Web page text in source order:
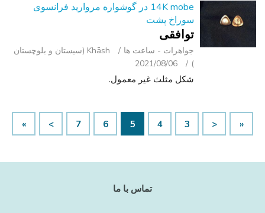
14K mobe در گوشواره مروارید فرانسوی
سوراخ پشت
توافقی
جواهرات - ساعت ‌ها
Khāsh (سیستان و بلوچستان
)
2021/08/06
شکل مثلث غیر معمول.
«
<
3
4
5
6
7
>
»
تماس با ما